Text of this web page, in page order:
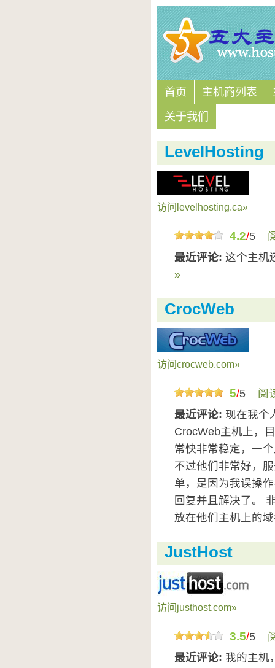
首页 主机商列表
关于我们
LevelHosting
访问levelhosting.ca»
4.2/5
最近评论: 这个主机
»
CrocWeb
访问crocweb.com»
5/5
阅
最近评论: 现在我个
CrocWeb主机上，
常快非常稳定，一
不过他们非常好，
单，是因为我误操
回复并且解决了。
放在他们主机上的
JustHost
访问justhost.com»
3.5/5
最近评论: 我的主机